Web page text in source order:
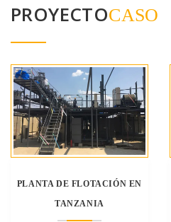
PROYECTOCASO
PLANTA DE FLOTACIÓN EN
TANZANIA